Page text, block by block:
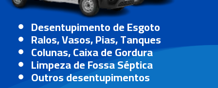
Desentupimento de Esgoto
Ralos, Vasos, Pias, Tanques
Colunas, Caixa de Gordura
Limpeza de Fossa Séptica
Outros desentupimentos